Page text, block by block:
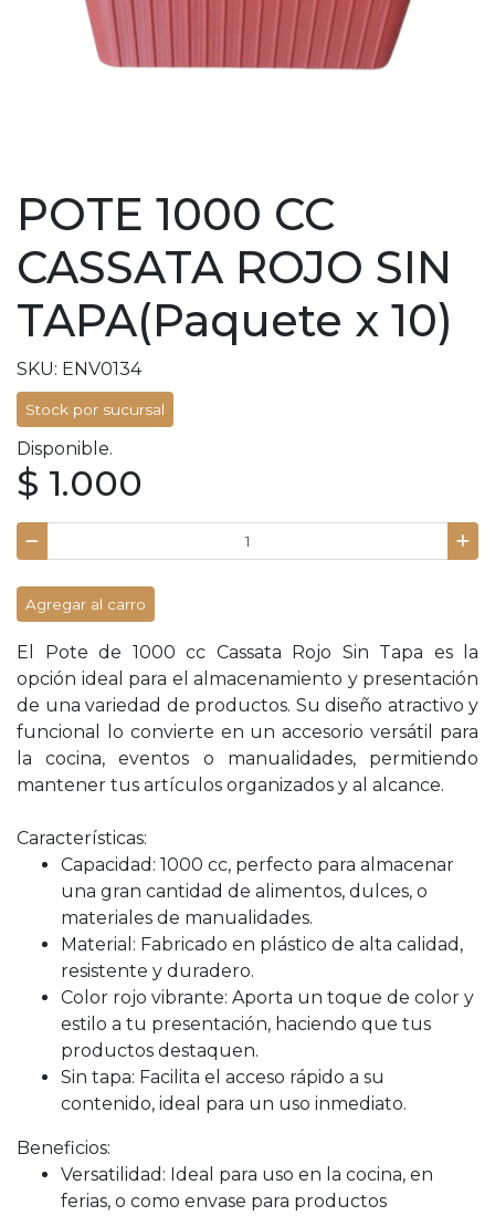
POTE 1000 CC
CASSATA ROJO SIN
TAPA(Paquete x 10)
SKU: ENV0134
Stock por sucursal
Disponible.
$ 1.000
Agregar al carro
El Pote de 1000 cc Cassata Rojo Sin Tapa es la
opción ideal para el almacenamiento y presentación
de una variedad de productos. Su diseño atractivo y
funcional lo convierte en un accesorio versátil para
la cocina, eventos o manualidades, permitiendo
mantener tus artículos organizados y al alcance.
Características:
Capacidad: 1000 cc, perfecto para almacenar
una gran cantidad de alimentos, dulces, o
materiales de manualidades.
Material: Fabricado en plástico de alta calidad,
resistente y duradero.
Color rojo vibrante: Aporta un toque de color y
estilo a tu presentación, haciendo que tus
productos destaquen.
Sin tapa: Facilita el acceso rápido a su
contenido, ideal para un uso inmediato.
Beneficios:
Versatilidad: Ideal para uso en la cocina, en
ferias, o como envase para productos